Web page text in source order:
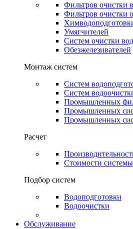
Фильтров очистки
Фильтров очистки
Умягчителей
Систем очистки
Обезжелезивателей
Монтаж систем
Систем
Систем
Промышленных
Промышленных
Промышленных
Расчет
Стоимости системы
Подбор систем
Водоподготовки
Водоочистки
Обслуживание